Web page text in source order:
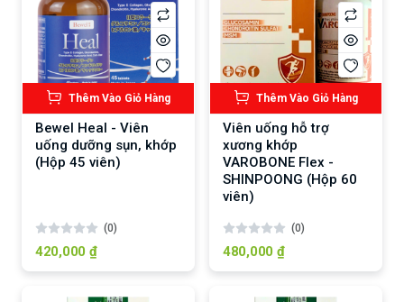
Thêm Vào Giỏ Hàng
Bewel Heal - Viên
uống dưỡng sụn, khớp
(Hộp 45 viên)
(0)
420,000 ₫
Thêm Vào Giỏ Hàng
Viên uống hỗ trợ
xương khớp
VAROBONE Flex -
SHINPOONG (Hộp 60
viên)
(0)
480,000 ₫